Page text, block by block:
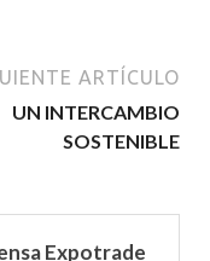
ARTÍCULO
UN INTERCAMBIO
SOSTENIBLE
Expotrade